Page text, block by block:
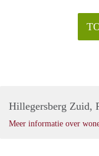
Hillegersberg Zuid,
Meer informatie over